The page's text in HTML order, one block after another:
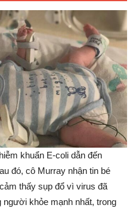
khuẩn E-coli dẫn đến
đó, cô Murray nhận tin bé
thấy sụp đổ vì virus đã
khỏe mạnh nhất, trong